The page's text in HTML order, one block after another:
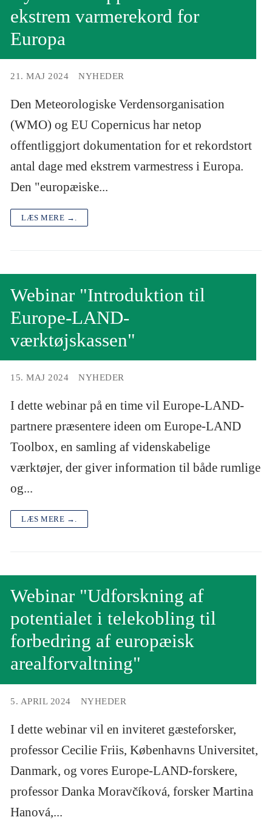
ekstrem varmerekord for
Europa
21. MAJ 2024 NYHEDER
Den Meteorologiske Verdensorganisation
(WMO) og EU Copernicus har netop
offentliggjort dokumentation for et rekordstort
antal dage med ekstrem varmestress i Europa.
Den "europæiske...
LÆS MERE →.
Webinar "Introduktion til
Europe-LAND-
værktøjskassen"
15. MAJ 2024 NYHEDER
I dette webinar på en time vil Europe-LAND-
partnere præsentere ideen om Europe-LAND
Toolbox, en samling af videnskabelige
værktøjer, der giver information til både rumlige
og...
LÆS MERE →.
Webinar "Udforskning af
potentialet i telekobling til
forbedring af europæisk
arealforvaltning"
5. APRIL 2024 NYHEDER
I dette webinar vil en inviteret gæsteforsker,
professor Cecilie Friis, Københavns Universitet,
Danmark, og vores Europe-LAND-forskere,
professor Danka Moravčíková, forsker Martina
Hanová,...